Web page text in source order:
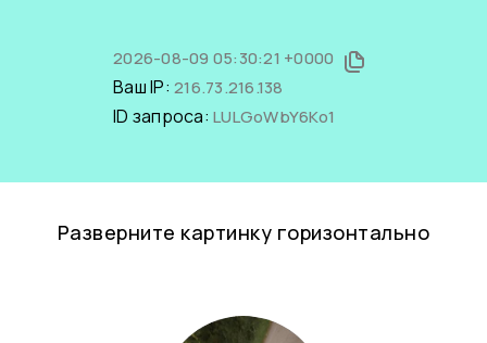
2026-08-09 05:30:21 +0000
Ваш IP: 216.73.216.138
ID запроса: LULGoWbY6Ko1
Разверните картинку горизонтально